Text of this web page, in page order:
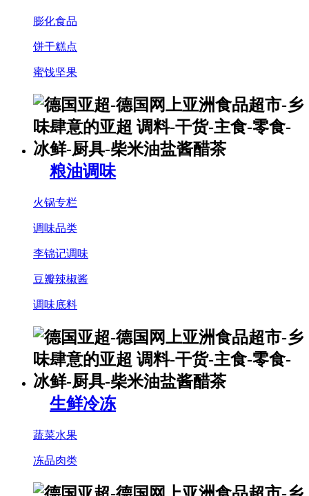
膨化食品
饼干糕点
蜜饯坚果
粮油调味
火锅专栏
调味品类
李锦记调味
豆瓣辣椒酱
调味底料
生鲜冷冻
蔬菜水果
冻品肉类